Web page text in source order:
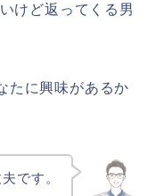
けど返ってくる男
たに興味があるか
です。